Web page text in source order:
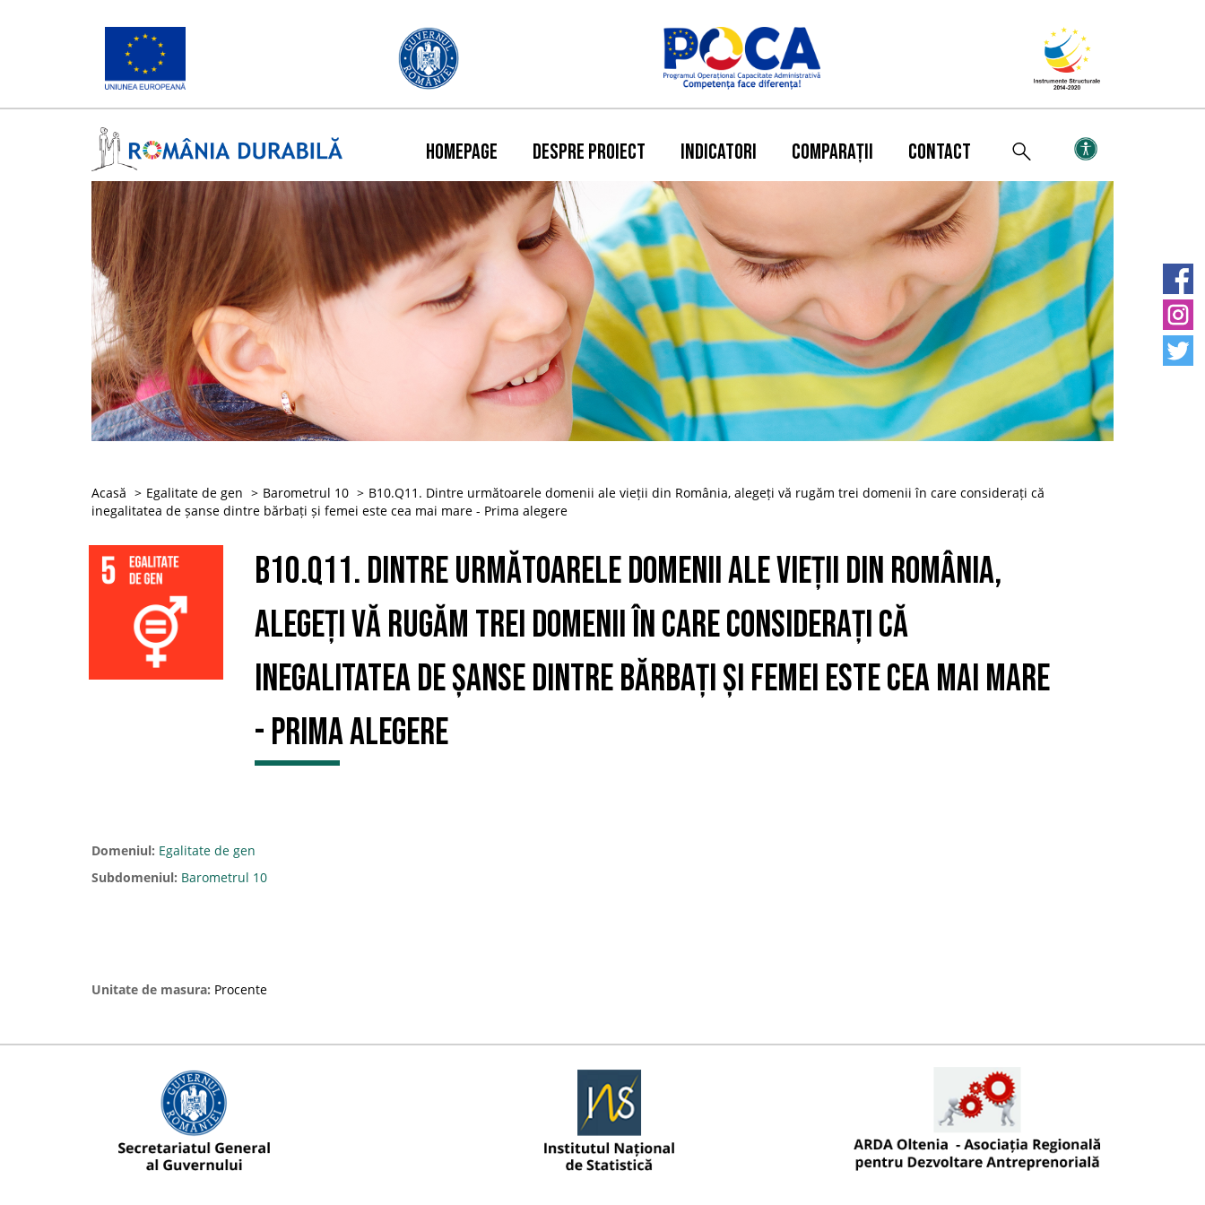
HOMEPAGE DESPRE PROIECT INDICATORI COMPARAȚII CONTACT
Acasă Egalitate de gen Barometrul 10
B10.Q11. Dintre următoarele domenii ale vieții din România, alegeți vă rugăm trei domenii în care considerați că
inegalitatea de șanse dintre bărbați și femei este cea mai mare - Prima alegere
B10.Q11. Dintre următoarele domenii ale vieții din România,
alegeți vă rugăm trei domenii în care considerați că
inegalitatea de șanse dintre bărbați și femei este cea mai mare
- Prima alegere
Domeniul: Egalitate de gen
Subdomeniul: Barometrul 10
Unitate de masura: Procente